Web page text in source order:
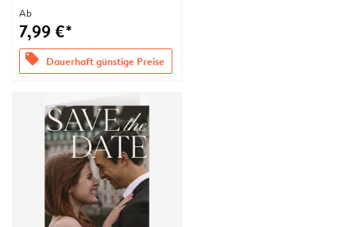
Ab
7,99 €*
offers Dauerhaft günstige Preise